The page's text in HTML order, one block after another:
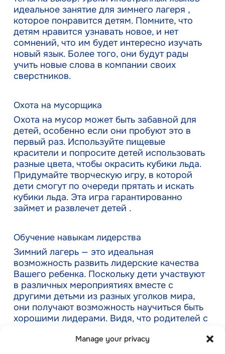
Manage your privacy
идеальное занятие для зимнего лагеря ,
которое понравится детям. Помните, что
детям нравится узнавать новое, и нет
сомнений, что им будет интересно изучать
новый язык. Более того, они будут рады
учить новые слова в компании своих
сверстников.
Охота на мусорщика
Охота на мусор может быть забавной для
детей, особенно если они пробуют это в
первый раз. Используйте пищевые
красители и попросите детей использовать
разные цвета, чтобы окрасить кубики льда.
Придумайте творческую игру, в которой
дети смогут по очереди прятать и искать
кубики льда. Эта игра гарантированно
займет и развлечет детей .
Обучение навыкам лидерства
Зимний лагерь — это идеальная
возможность развить лидерские качества
Вашего ребенка. Поскольку дети участвуют
в различных мероприятиях вместе с
другими детьми из разных уголков мира,
они получают возможность научиться быть
хорошими лидерами. Видя, что родителей с
себя ответственность за выполнение